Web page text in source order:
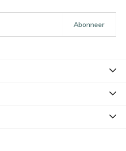
Abonneer